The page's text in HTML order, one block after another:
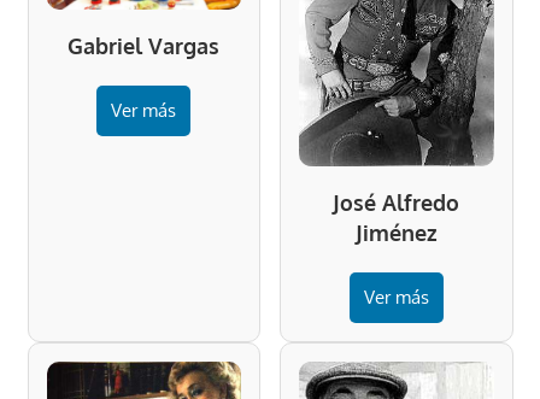
Gabriel Vargas
Ver más
José Alfredo
Jiménez
Ver más